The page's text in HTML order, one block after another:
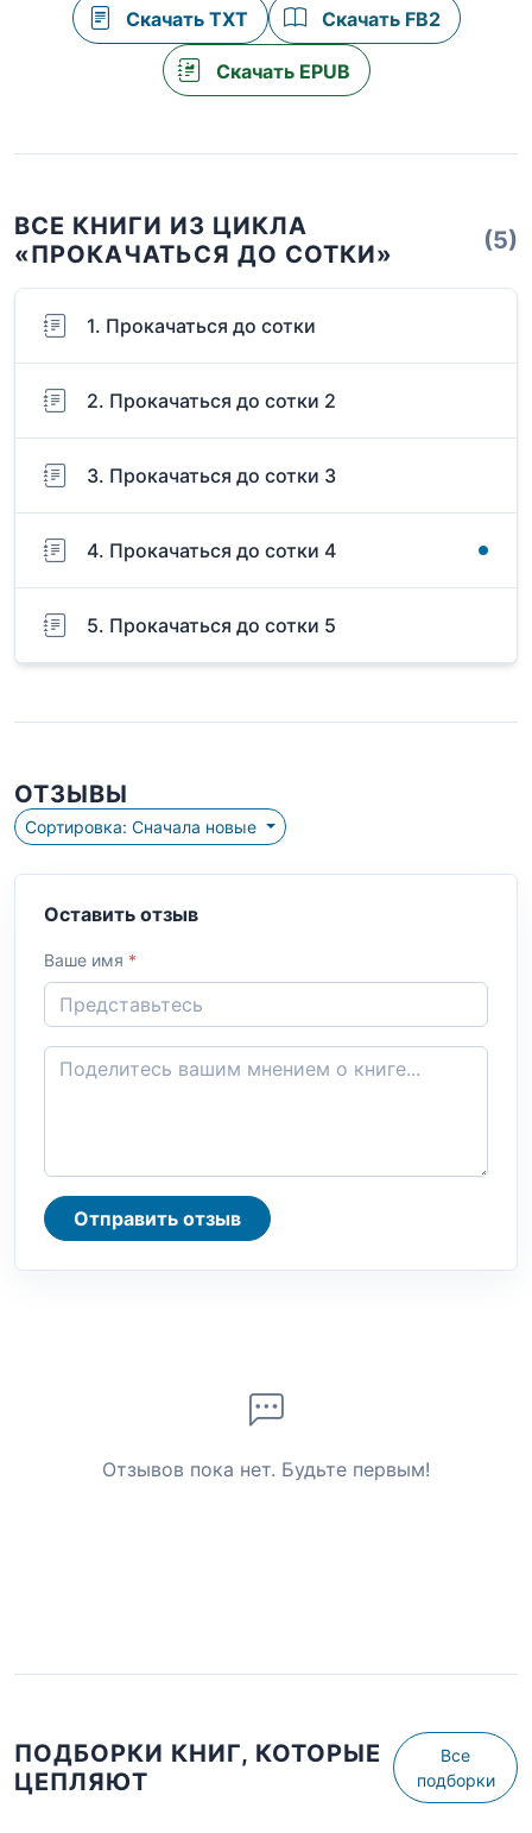
Скачать TXT Скачать FB2
Скачать EPUB
ВСЕ КНИГИ ИЗ ЦИКЛА
«ПРОКАЧАТЬСЯ ДО СОТКИ»
(5)
1. Прокачаться до сотки
2. Прокачаться до сотки 2
3. Прокачаться до сотки 3
4. Прокачаться до сотки 4
5. Прокачаться до сотки 5
ОТЗЫВЫ
Сортировка: Сначала новые
Оставить отзыв
Ваше имя *
Отправить отзыв
Отзывов пока нет. Будьте первым!
ПОДБОРКИ КНИГ, КОТОРЫЕ
ЦЕПЛЯЮТ
Все
подборки